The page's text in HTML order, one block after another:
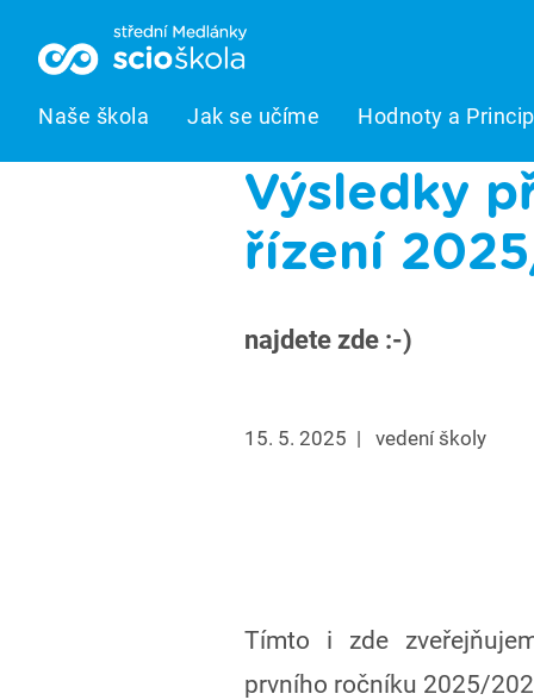
Naše škola Jak se učíme Hodnoty a
Výsledky
řízení
najdete zde :-)
15. 5. 2025 | vedení školy
Tímto i zde
prvního ročníku 2025/